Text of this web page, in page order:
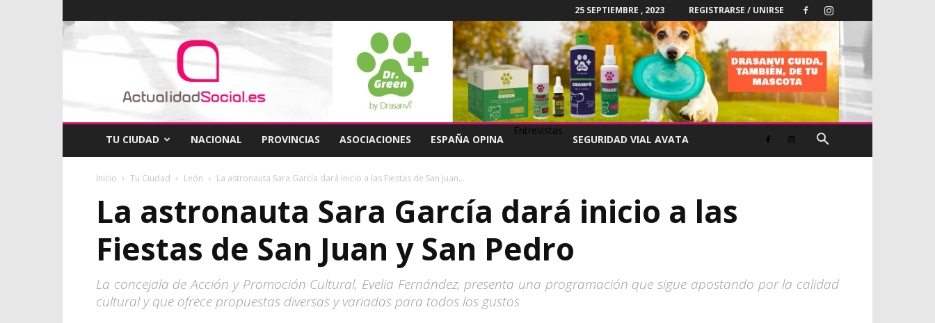
25 SEPTIEMBRE , 2023 REGISTRARSE / UNIRSE
ActualidadSocial
TU CIUDAD NACIONAL PROVINCIAS ASOCIACIONES ESPAÑA OPINA
Entrevistas
SEGURIDAD VIAL AVATA
Inicio Tu Ciudad León La astronauta Sara García dará inicio a las Fiestas de San Juan...
La astronauta Sara García dará inicio a las
Fiestas de San Juan y San Pedro
La concejala de Acción y Promoción Cultural, Evelia Fernández, presenta una programación que sigue apostando por la calidad
cultural y que ofrece propuestas diversas y variadas para todos los gustos